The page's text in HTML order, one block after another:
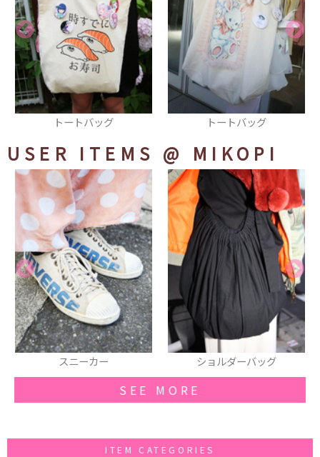
トートバッグ トートバッグ
USER ITEMS @ MIKOPI
ショルダーバッグ ブルゾン
SEE MORE
ITEM CATEGORIES